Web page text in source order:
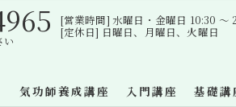
い
[営業時間] 水曜日・金曜日 10:30
[定休日] 日曜日、月曜日、火曜日
気功師養成講座 入門講座 基礎講